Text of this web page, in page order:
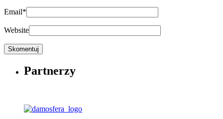
Email*
Website
Partnerzy